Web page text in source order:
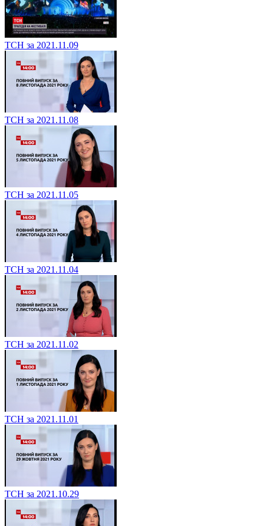
ТСН за 2021.11.09
ТСН за 2021.11.08
ТСН за 2021.11.05
ТСН за 2021.11.04
ТСН за 2021.11.02
ТСН за 2021.11.01
ТСН за 2021.10.29